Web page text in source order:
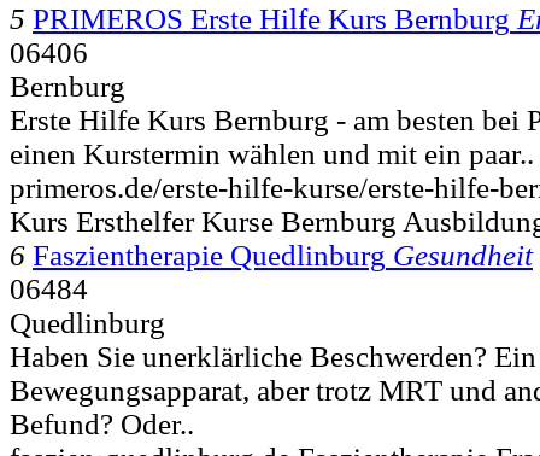
5 PRIMEROS Erste Hilfe Kurs Bernburg
06406
Bernburg
Erste Hilfe Kurs Bernburg - am besten bei
einen Kurstermin wählen und mit ein paar..
primeros.de/erste-hilfe-kurse/erste-hilfe-
Kurs Ersthelfer Kurse Bernburg
6 Faszientherapie Quedlinburg Gesundheit
06484
Quedlinburg
Haben Sie unerklärliche Beschwerden?
Bewegungsapparat, aber trotz MRT und
Befund? Oder..